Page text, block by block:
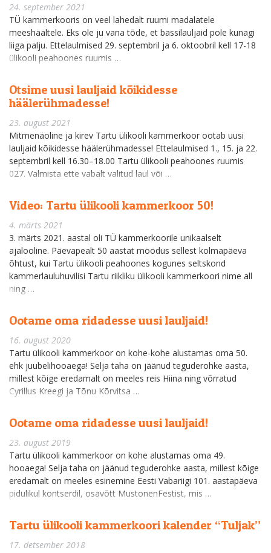
24. september 2021
TÜ kammerkooris on veel lahedalt ruumi madalatele
meeshäältele. Eks ole ju vana tõde, et bassilauljaid pole kunagi
liiga palju. Ettelaulmised 29. septembril ja 6. oktoobril kell 17-18
ülikooli peahoones ruumis …
Otsime uusi lauljaid kõikidesse
häälerühmadesse!
23. august 2021
Mitmenäoline ja kirev Tartu ülikooli kammerkoor ootab uusi
lauljaid kõikidesse häälerühmadesse! Ettelaulmised 1., 15. ja 22.
septembril kell 16.30–18.00 Tartu ülikooli peahoones ruumis
027. Valmista ette vabalt valitud laul või …
Video: Tartu ülikooli kammerkoor 50!
4. märts 2021
3. märts 2021. aastal oli TÜ kammerkoorile unikaalselt
ajalooline. Päevapealt 50 aastat möödus sellest kolmapäeva
õhtust, kui Tartu ülikooli peahoones kogunes seltskond
kammerlauluhuvilisi Tartu riikliku ülikooli kammerkoori nime all
ning …
Ootame oma ridadesse uusi lauljaid!
16. august 2020
Tartu ülikooli kammerkoor on kohe-kohe alustamas oma 50.
ehk juubelihooaega! Selja taha on jäänud teguderohke aasta,
millest kõige eredamalt on meeles reis Hiina ning võrratud
Cyrillus Kreegi ja Tõnu Kõrvitsa …
Ootame oma ridadesse uusi lauljaid!
23. august 2019
Tartu ülikooli kammerkoor on kohe alustamas oma 49.
hooaega! Selja taha on jäänud teguderohke aasta, millest kõige
eredamalt on meeles esinemine Eesti Vabariigi 101. aastapäeva
pidulikul kontserdil, osavõtt MustonenFestist, mis …
Tartu ülikooli kammerkoori kalender “Tuljak”
17. detsember 2018